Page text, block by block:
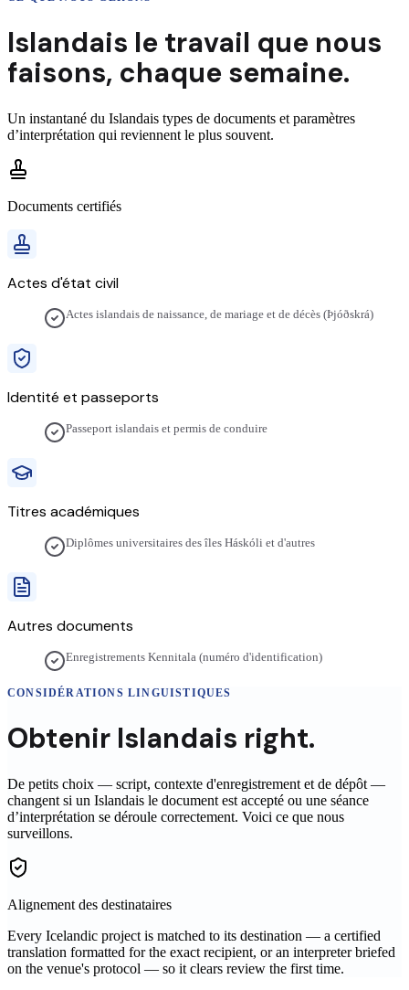
Islandais le travail que nous
faisons, chaque semaine.
Un instantané du Islandais types de documents et paramètres
d’interprétation qui reviennent le plus souvent.
Documents certifiés
Actes d'état civil
Actes islandais de naissance, de mariage et de décès (Þjóðskrá)
Identité et passeports
Passeport islandais et permis de conduire
Titres académiques
Diplômes universitaires des îles Háskóli et d'autres
Autres documents
Enregistrements Kennitala (numéro d'identification)
CONSIDÉRATIONS LINGUISTIQUES
Obtenir Islandais right.
De petits choix — script, contexte d'enregistrement et de dépôt —
changent si un Islandais le document est accepté ou une séance
d’interprétation se déroule correctement. Voici ce que nous
surveillons.
Alignement des destinataires
Every Icelandic project is matched to its destination — a certified
translation formatted for the exact recipient, or an interpreter briefed
on the venue's protocol — so it clears review the first time.